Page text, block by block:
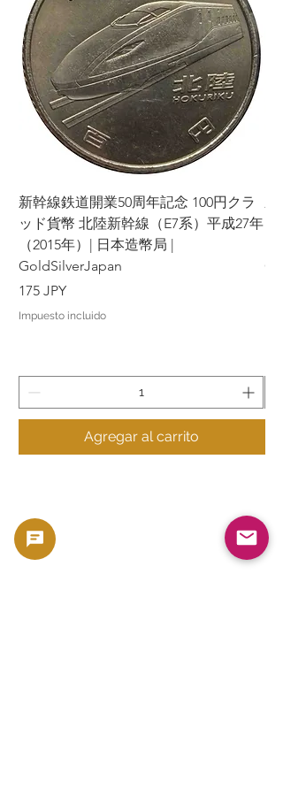
su pedido y tomar su decisión.
Agradecemos su comprensión y
cooperación. Su satisfacción es nuestra
prioridad y haremos todo lo posible
para brindarle una excelente
experiencia de compra.
新幹線鉄道開業50周年記念 100円クラ
ッド貨幣 北陸新幹線（E7系）平成27年
（2015年）| 日本造幣局 |
GoldSilverJapan
Precio
175 JPY
Impuesto incluido
Agregar al carrito